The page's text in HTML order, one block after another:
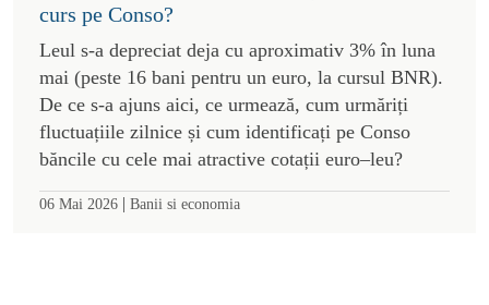
curs pe Conso?
Leul s-a depreciat deja cu aproximativ 3% în luna
mai (peste 16 bani pentru un euro, la cursul BNR).
De ce s-a ajuns aici, ce urmează, cum urmăriți
fluctuațiile zilnice și cum identificați pe Conso
băncile cu cele mai atractive cotații euro–leu?
06 Mai 2026 | Banii si economia